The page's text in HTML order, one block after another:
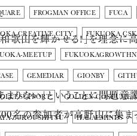
FROGMAN OFFICE FUCA
CREATIVE CITY FUKUOKA CSK
MEETUP
GEMEDIAR GIONBY
GLUESUPPORT GOLDEN COSTUME
ZUKOUSHITSU HALALMINDS
歌山を輝かせる!」を理念に
りない」ということに問題意
名の参加者が高野山に集ま